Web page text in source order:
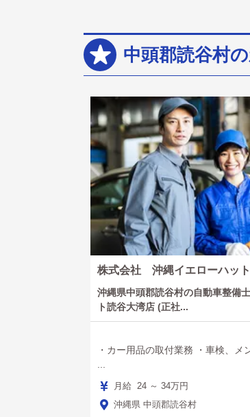
中頭郡読谷村
株式会社 沖縄イエローハット
沖縄県中頭郡読谷村の自動車整備
ト読谷大湾店 (正社...
・カー用品の取付業務 ・車検、メ
月給 24 ～ 34万円
沖縄県 中頭郡読谷村